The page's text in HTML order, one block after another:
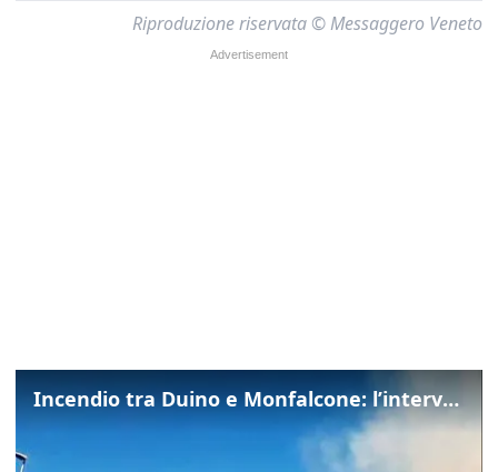
Riproduzione riservata © Messaggero Veneto
Incendio tra Duino e Monfalcone: l’intervento dei vigili del fuoco